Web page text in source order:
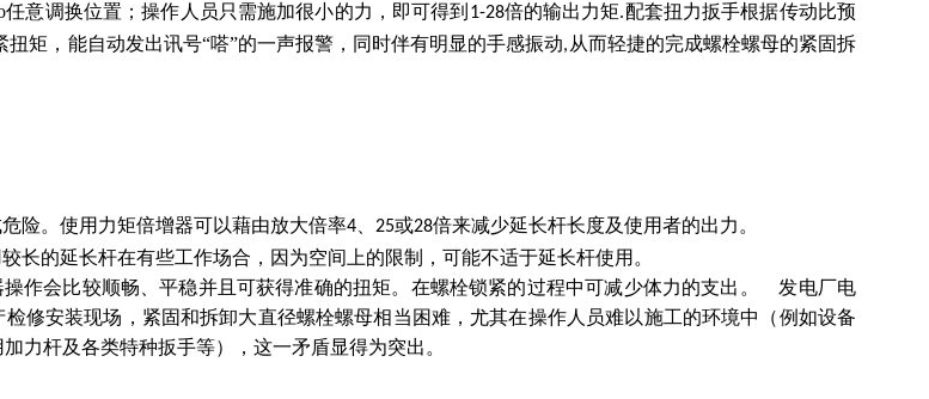
意调换位置；操作人员只需施加很小的力，即可得到 1-28倍的输出力矩.配套扭力扳手根据传动比预
扭矩，能自动发出讯号“嗒”的一声报警，同时伴有明显的手感振动, 从而轻捷的完成螺栓螺母的紧固拆
险。使用力矩倍增器可以藉由放大倍率4 25或28倍来减少延长杆长度及使用者的出力。
长的延长杆在有些工作场合，因为空间上的限制，可能不适于延长杆使用。
操作会比较顺畅、平稳并且可获得准确的扭矩。在螺栓锁紧的过程中可减少体力的支出。 发电厂电
修安装现场，紧固和拆卸大直径螺栓螺母相当困难，尤其在操作人员难以施工的环境中（例如设备
力杆及各类特种扳手等），这一矛盾显得为突出。